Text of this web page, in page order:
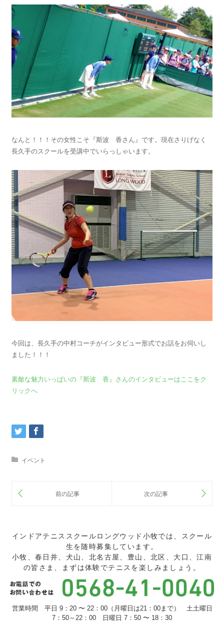
なんと！！！その女性こそ『斯波 香さん』です。現在さりげなく
長久手のスクールを受講中でいらっしゃいます。
今回は、長久手の中村コーチがインタビュー形式でお話をお伺いし
ました！！！
素敵な魅力いっぱいの『斯波 香』さんのインタビューはここをク
リックへ
イベント
インドアテニススクールロングウッド小牧では、スクール
生を随時募集しています。
小牧、春日井、犬山、北名古屋、豊山、北区、大口、江南
の皆さま、まずは体験でテニスを楽しみましょう。
営業時間 平日 9：20 〜 22：00（月曜日は21：00まで） 土土曜日
7：50～22：00 日曜日 7：50 〜 18：30